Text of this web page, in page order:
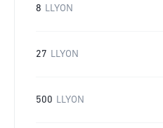
8 LLYON
27 LLYON
500 LLYON